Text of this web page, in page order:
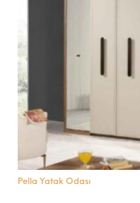
Pella Yatak Odası